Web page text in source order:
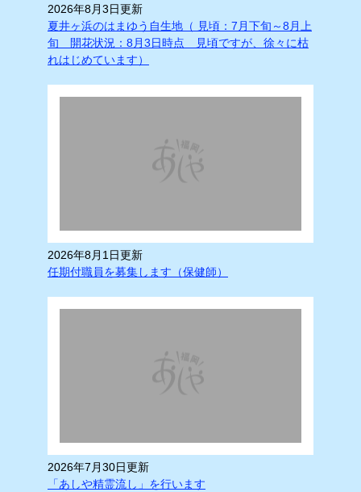
2026年8月3日更新
夏井ヶ浜のはまゆう自生地（ 見頃：7月下旬～8月上
旬 開花状況：8月3日時点 見頃ですが、徐々に枯
れはじめています）
2026年8月1日更新
任期付職員を募集します（保健師）
2026年7月30日更新
「あしや精霊流し」を行います